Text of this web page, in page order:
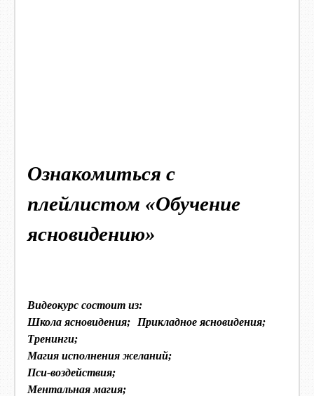
Ознакомиться с
плейлистом «Обучение
ясновидению»
Видеокурс состоит из:
Школа ясновидения; Прикладное ясновидения;
Тренинги;
Магия исполнения желаний;
Пси-воздействия;
Ментальная магия;